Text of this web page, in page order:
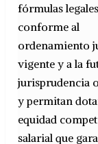
fórmulas
conforme al
ordenamiento
vigente y a la
jurisprudencia
y permitan
equidad
salarial que